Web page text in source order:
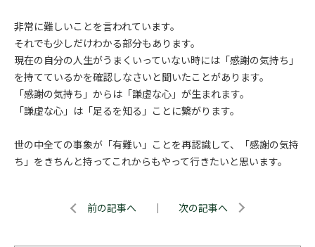
非常に難しいことを言われています。
それでも少しだけわかる部分もあります。
現在の自分の人生がうまくいっていない時には「感謝の気持ち」
を持てているかを確認しなさいと聞いたことがあります。
「感謝の気持ち」からは「謙虚な心」が生まれます。
「謙虚な心」は「足るを知る」ことに繋がります。
世の中全ての事象が「有難い」ことを再認識して、「感謝の気持
ち」をきちんと持ってこれからもやって行きたいと思います。
前の記事へ ｜ 次の記事へ